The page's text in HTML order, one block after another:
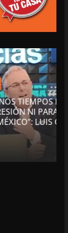
PARA LA
LA
SE